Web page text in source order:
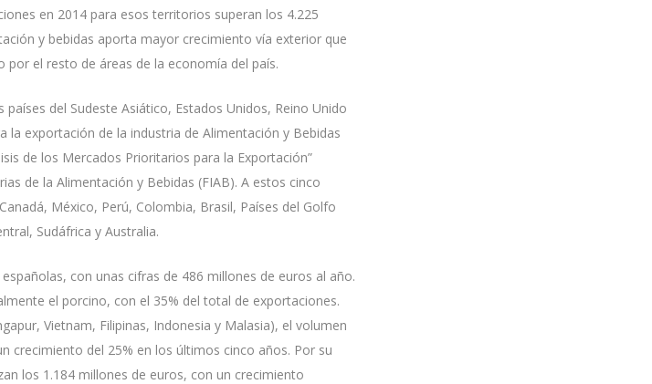
en 2014 para esos territorios superan los 4.225
y bebidas aporta mayor crecimiento vía exterior que
el resto de áreas de la economía del país.
del Sudeste Asiático, Estados Unidos, Reino Unido
la exportación de la industria de Alimentación y Bebidas
de los Mercados Prioritarios para la Exportación”
de la Alimentación y Bebidas (FIAB). A estos cinco
México, Perú, Colombia, Brasil, Países del Golfo
Sudáfrica y Australia.
con unas cifras de 486 millones de euros al año.
el porcino, con el 35% del total de exportaciones.
Vietnam, Filipinas, Indonesia y Malasia), el volumen
crecimiento del 25% en los últimos cinco años. Por su
los 1.184 millones de euros, con un crecimiento